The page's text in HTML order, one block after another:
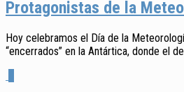
Protagonistas de la
Hoy celebramos el Día de la
“encerrados” en la Antártica, donde el